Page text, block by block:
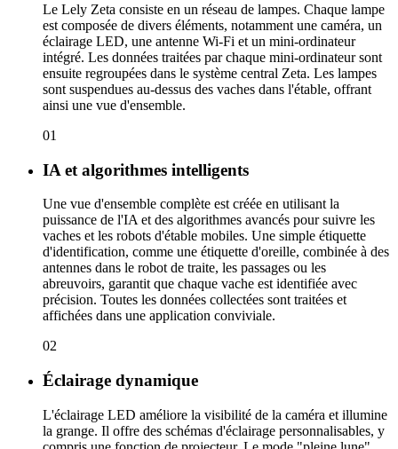
Le Lely Zeta consiste en un réseau de lampes. Chaque lampe
est composée de divers éléments, notamment une caméra, un
éclairage LED, une antenne Wi-Fi et un mini-ordinateur
intégré. Les données traitées par chaque mini-ordinateur sont
ensuite regroupées dans le système central Zeta. Les lampes
sont suspendues au-dessus des vaches dans l'étable, offrant
ainsi une vue d'ensemble.
01
IA et algorithmes intelligents
Une vue d'ensemble complète est créée en utilisant la
puissance de l'IA et des algorithmes avancés pour suivre les
vaches et les robots d'étable mobiles. Une simple étiquette
d'identification, comme une étiquette d'oreille, combinée à des
antennes dans le robot de traite, les passages ou les
abreuvoirs, garantit que chaque vache est identifiée avec
précision. Toutes les données collectées sont traitées et
affichées dans une application conviviale.
02
Éclairage dynamique
L'éclairage LED améliore la visibilité de la caméra et illumine
la grange. Il offre des schémas d'éclairage personnalisables, y